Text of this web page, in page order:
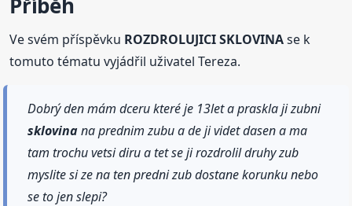
Ve svém příspěvku ROZDROLUJICI SKLOVINAse k
tomuto tématu vyjádřil uživatel Tereza.
Dobrý den mám dceru které je 13let a praskla ji zubni
sklovinana prednim zubu a de ji videt dasen a ma
tam trochu vetsi diru a tet se ji rozdrolil druhy zub
myslite si ze na ten predni zub dostane korunku nebo
se to jen slepi?